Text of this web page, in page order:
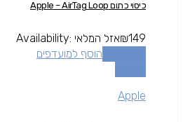
כיסוי כתום Apple – AirTag Loop
₪149
Availability: אזל המלאי
הוסף למועדפים
Apple